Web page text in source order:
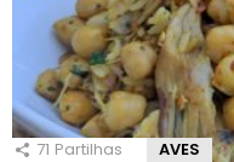
71 Partilhas AVES